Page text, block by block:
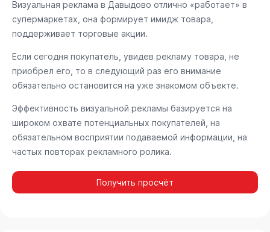
Визуальная реклама в Давыдово отлично «работает» в
супермаркетах, она формирует имидж товара,
поддерживает торговые акции.
Если сегодня покупатель, увидев рекламу товара, не
приобрел его, то в следующий раз его внимание
обязательно остановится на уже знакомом объекте.
Эффективность визуальной рекламы базируется на
широком охвате потенциальных покупателей, на
обязательном восприятии подаваемой информации, на
частых повторах рекламного ролика.
Получить просчёт